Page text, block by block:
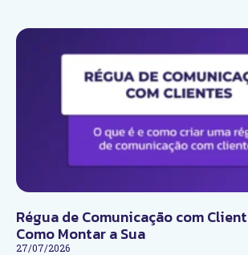
Régua de Comunicação com
Como Montar a Sua
27/07/2026